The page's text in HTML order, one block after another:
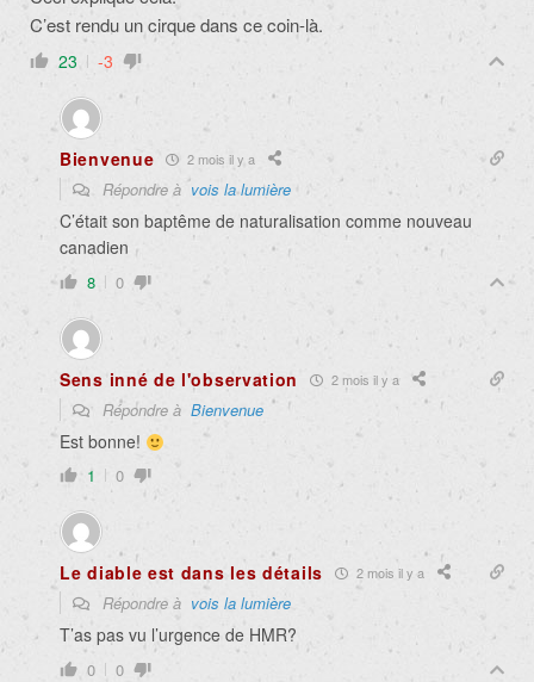
C’est rendu un cirque dans ce coin-là.
23 -3
Bienvenue 2 mois il y a
Répondre à vois la lumière
C’était son baptême de naturalisation comme nouveau
canadien
8 0
Sens inné de l'observation 2 mois il y a
Répondre à Bienvenue
Est bonne!
1 0
Le diable est dans les détails 2 mois il y a
Répondre à vois la lumière
T’as pas vu l’urgence de HMR?
0 0